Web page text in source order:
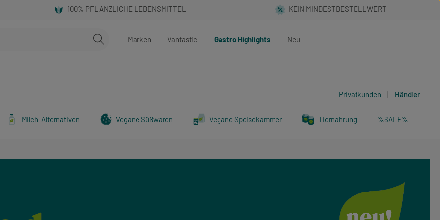
Marken
Vantastic Gastro Highlights Neu
Privatkunden | Händler
Milch-Alternativen Vegane Süßwaren Vegane Speisekammer Tiernahrung %SALE%